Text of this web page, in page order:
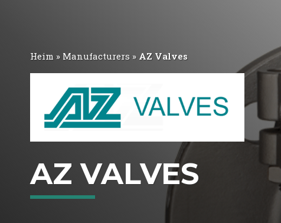
Heim » Manufacturers» AZ Valves
AZ VALVES